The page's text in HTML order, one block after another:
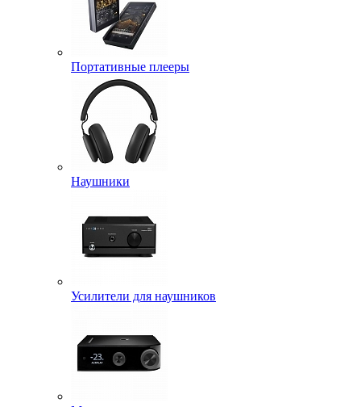
Портативные плееры
Наушники
Усилители для наушников